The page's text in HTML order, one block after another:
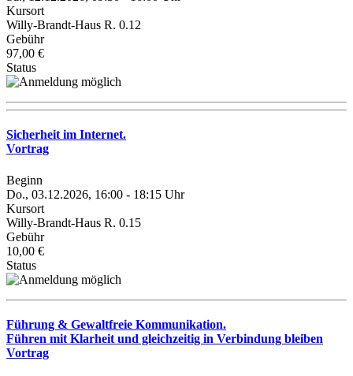
Kursort
Willy-Brandt-Haus R. 0.12
Gebühr
97,00 €
Status
Sicherheit im Internet.
Vortrag
Beginn
Do., 03.12.2026, 16:00 - 18:15 Uhr
Kursort
Willy-Brandt-Haus R. 0.15
Gebühr
10,00 €
Status
Führung & Gewaltfreie Kommunikation.
Führen mit Klarheit und gleichzeitig in Verbindung bleiben
Vortrag